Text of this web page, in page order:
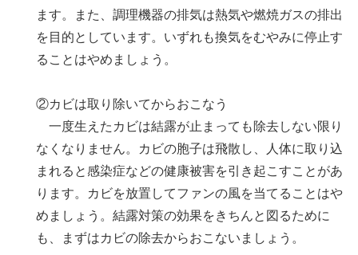
ます。また、調理機器の排気は熱気や燃焼ガスの排出
を目的としています。いずれも換気をむやみに停止す
ることはやめましょう。
②カビは取り除いてからおこなう
一度生えたカビは結露が止まっても除去しない限り
なくなりません。カビの胞子は飛散し、人体に取り込
まれると感染症などの健康被害を引き起こすことがあ
ります。カビを放置してファンの風を当てることはや
めましょう。結露対策の効果をきちんと図るために
も、まずはカビの除去からおこないましょう。